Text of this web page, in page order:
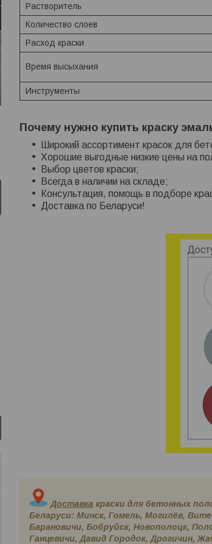
Растворитель
Количество слоев
Расход краски
Время высыхания
Инструменты
Почему нужно купить краску
Широкий ассортимент красок для
Хорошие выгодные низкие цены на
Выбор цветов краски;
Всегда в наличии на складе;
Консультация, помощь в подборе
Доставка по Беларуси!
Доставка краски для бетонных
Беларуси: Минск, Гомель, Могилёв,
Барановичи, Бобруйск, Новополоцк,
Ганцевичи, Давид Городок, Дрогичин,
пола - серая Farbitex (Фарбитекс) по 3,
5, 10, 20 кг.
13руб./кг